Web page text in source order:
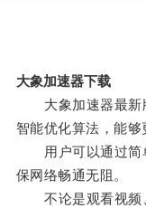
大象加速器下载
大象加速器最新
智能优化算法，能够
用户可以通过简
保网络畅通无阻。
不论是观看视频